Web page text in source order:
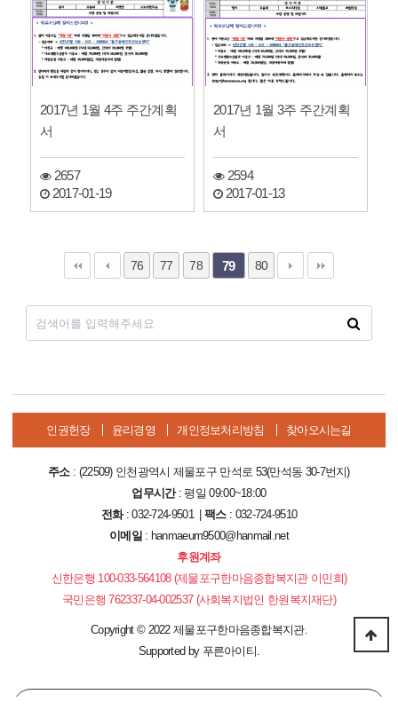
2017년 1월 4주 주간계획
서
2657
2017-01-19
2017년 1월 3주 주간계획
서
2594
2017-01-13
76 77 78 79 80
인권헌장 윤리경영 개인정보처리방침 찾아오시는길
주소: (22509) 인천광역시 제물포구 만석로 53(만석동 30-7번지)
업무시간: 평일 09:00~18:00
전화: 032-724-9501 |팩스: 032-724-9510
이메일: hanmaeum9500@hanmail.net
후원계좌
신한은행 100-033-564108 (제물포구한마음종합복지관 이민희)
국민은행 762337-04-002537 (사회복지법인 한원복지재단)
Copyright ©2022 제물포구한마음종합복지관.
Supported by 푸른아이티.